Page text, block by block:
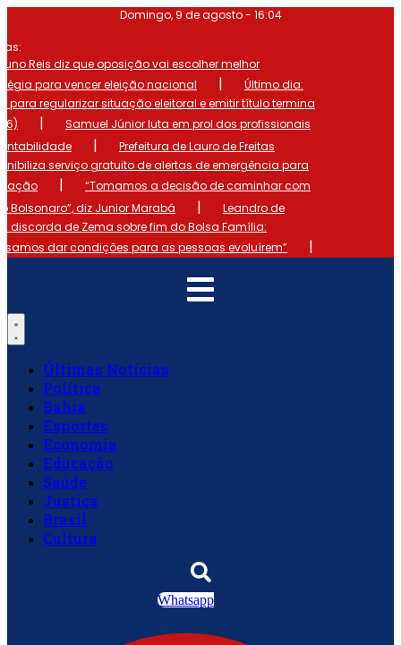
o
conteúdo
Domingo, 9 de agosto - 16:04
Reis diz que oposição vai escolher melhor
para vencer eleição nacional
|
Último dia:
para regularizar situação eleitoral e emitir título termina
|
Samuel Júnior luta em prol dos profissionais
|
Prefeitura de Lauro de Freitas
serviço gratuito de alertas de emergência para
|
“Tomamos a decisão de caminhar com
Bolsonaro”, diz Junior Marabá
|
Leandro de
discorda de Zema sobre fim do Bolsa Família:
dar condições para as pessoas evoluírem”
|
Últimas Notícias
Política
Bahia
Esportes
Economia
Educação
Saúde
Justiça
Brasil
Cultura
Whatsapp